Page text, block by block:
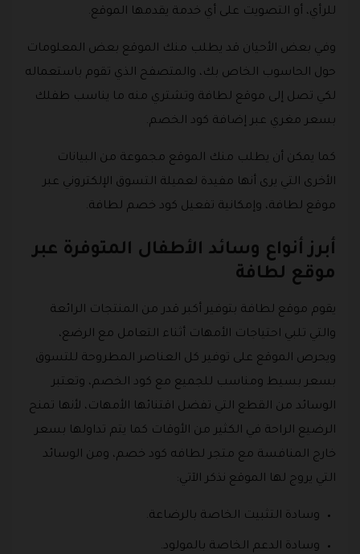
للرأي، أو التصويت على أي خدمة يقدمها الموقع.
وفي بعض الأحيان قد يطلب منك الموقع بعض المعلومات
حول الحاسوب الخاص بك، والمتصفح الذي تقوم باستعماله
لكي تصل إلى موقع لطافة وتشتري منه ما يناسب طفلك
بسعر مغري عبر إضافة كود الخصم.
كما يمكن أن يطلب منك الموقع مجموعة من البيانات
الأخرى التي يرى أنها مفيدة لعميلة التسوق الإلكتروني عبر
موقع لطافة، وإمكانية تفعيل كود خصم لطافة.
أبرز أنواع وسائد الأطفال المتوفرة عبر
موقع لطافة
يقوم موقع لطافة بتوفير أكبر قدر من المنتجات الرائعة
والتي تلبي احتياجات الأمهات أثناء التعامل مع الرضع،
ويحرص الموقع على توفير كل العناصر المطروحة للتسوق
بسعر بسيط ومناسب للجميع مع كود الخصم، وتعتبر
الوسائد من القطع التي تفضل اقتنائها الأمهات، لأنها تمنح
الرضيع الراحة في الكثير من الأوقات كما يتم تداولها بسعر
خارج المنافسة مع متجر لطافه كود خصم، ومن الوسائد
التي يروج لها الموقع نذكر الآتي:
وسادة التثبيت الخاصة بالرضاعة.
وسادة الدعم الخاصة بالمولود.